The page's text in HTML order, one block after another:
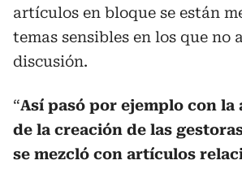
artículos en bloque se están
temas sensibles en los que no
discusión.
“Así pasó por ejemplo con la
de la creación de las
se mezcló con artículos